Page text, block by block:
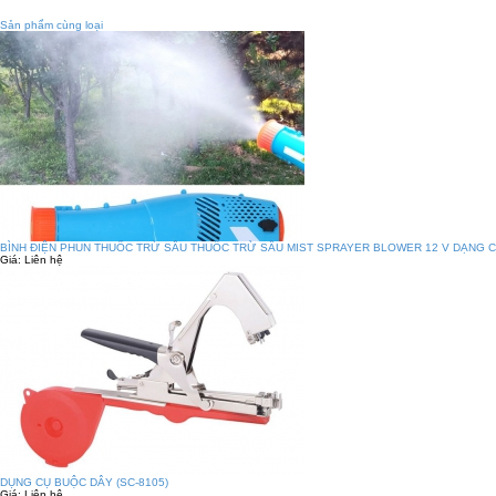
Sản phẩm cùng loại
BÌNH ĐIỆN PHUN THUỐC TRỪ SÂU THUỐC TRỪ SÂU MIST SPRAYER BLOWER 12 V DẠNG
Giá: Liên hệ
DỤNG CỤ BUỘC DÂY (SC-8105)